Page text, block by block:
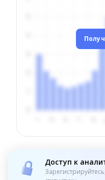
Доступ к